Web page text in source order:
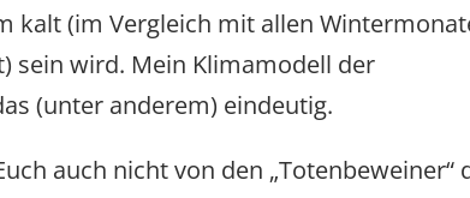
kalt (im Vergleich mit allen
sein wird. Mein Klimamodell der
(unter anderem) eindeutig.
auch nicht von den „Totenbeweiner“